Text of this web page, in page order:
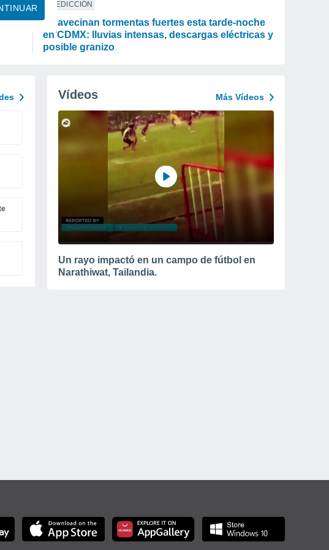
PREDICCIÓN
Se avecinan tormentas fuertes esta tarde-noche
en CDMX: lluvias intensas, descargas eléctricas y
posible granizo
Vídeos Más Vídeos
Un rayo impactó en un campo de fútbol en
Narathiwat, Tailandia.